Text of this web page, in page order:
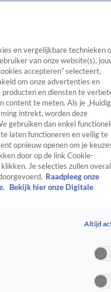
TV Algemeen
Tip
RealityCrimeVideo's
en vergelijkbare technieken
van onze website(s),
accepteren” selecteert,
om onze advertenties en
en diensten te
content te meten. Als je
intrekt, worden deze
gebruiken dan enkel
laten functioneren en veilig te
opnieuw openen om je
door op de link Cookie-
Je selecties zullen overal
Raadpleeg onze
Bekijk hier onze Digitale
Altijd